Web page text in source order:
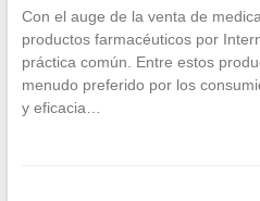
Con el auge de la venta de
productos farmacéuticos por
práctica común. Entre estos
menudo preferido por los
y eficacia…